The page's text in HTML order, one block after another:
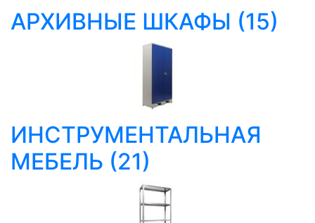
АРХИВНЫЕ ШКАФЫ (15)
ИНСТРУМЕНТАЛЬНАЯ
МЕБЕЛЬ (21)